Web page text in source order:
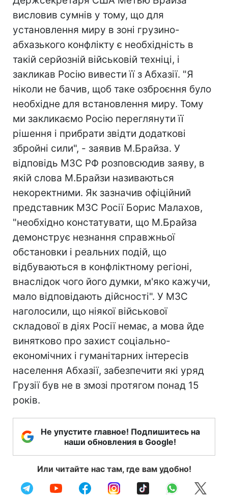
висловив сумнів у тому, що для
установлення миру в зоні грузино-
абхазького конфлікту є необхідність в
такій серйозній військовій техніці, і
закликав Росію вивести її з Абхазії. "Я
ніколи не бачив, щоб таке озброєння було
необхідне для встановлення миру. Тому
ми закликаємо Росію переглянути її
рішення і прибрати звідти додаткові
збройні сили", - заявив М.Брайза. У
відповідь МЗС РФ розповсюдив заяву, в
якій слова М.Брайзи називаються
некоректними. Як зазначив офіційний
представник МЗС Росії Борис Малахов,
"необхідно констатувати, що М.Брайза
демонструє незнання справжньої
обстановки і реальних подій, що
відбуваються в конфліктному регіоні,
внаслідок чого його думки, м'яко кажучи,
мало відповідають дійсності". У МЗС
наголосили, що ніякої військової
складової в діях Росії немає, а мова йде
винятково про захист соціально-
економічних і гуманітарних інтересів
населення Абхазії, забезпечити які уряд
Грузії був не в змозі протягом понад 15
років.
Не упустите главное! Подпишитесь на
наши обновления в Google!
Или читайте нас там, где вам удобно!